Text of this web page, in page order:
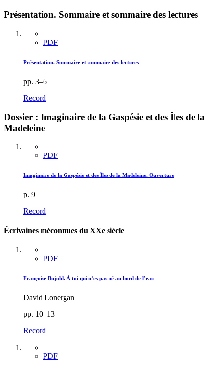
Présentation. Sommaire et sommaire des lectures
PDF
Présentation. Sommaire et sommaire des lectures
pp. 3–6
Record
Dossier : Imaginaire de la Gaspésie et des Îles de la
Madeleine
PDF
Imaginaire de la Gaspésie et des Îles de la Madeleine. Ouverture
p. 9
Record
Écrivaines méconnues du XXe siècle
PDF
Françoise Bujold. À toi qui n’es pas né au bord de l’eau
David Lonergan
pp. 10–13
Record
PDF